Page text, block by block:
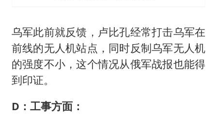
乌军此前就反馈，卢比孔经常打击乌军在
前线的无人机站点，同时反制乌军无人机
的强度不小，这个情况从俄军战报也能得
到印证。
D：工事方面：